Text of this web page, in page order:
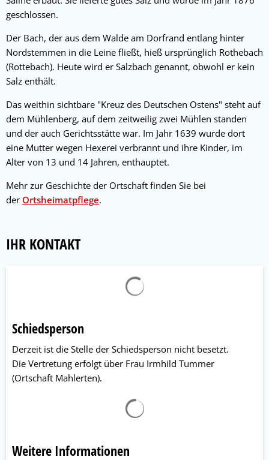
geschlossen.
Der Bach, der aus dem Walde am Dorfrand entlang hinter
Nordstemmen in die Leine fließt, hieß ursprünglich Rothebach
(Rottebach). Heute wird er Salzbach genannt, obwohl er kein
Salz enthält.
Das weithin sichtbare "Kreuz des Deutschen Ostens" steht auf
dem Mühlenberg, auf dem zeitweilig zwei Mühlen standen
und der auch Gerichtsstätte war. Im Jahr 1639 wurde dort
eine Mutter wegen Hexerei verbrannt und ihre Kinder, im
Alter von 13 und 14 Jahren, enthauptet.
Mehr zur Geschichte der Ortschaft finden Sie bei
der Ortsheimatpflege.
IHR KONTAKT
Schiedsperson
Derzeit ist die Stelle der Schiedsperson nicht besetzt.
Die Vertretung erfolgt über Frau Irmhild Tummer
(Ortschaft Mahlerten).
Weitere Informationen